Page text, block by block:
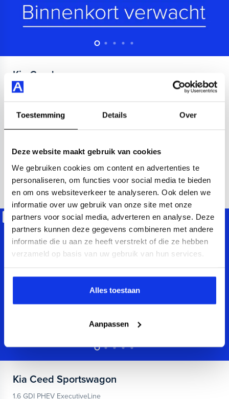
Toestemming Details Over
Deze website maakt gebruik van cookies
We gebruiken cookies om content en advertenties te
personaliseren, om functies voor social media te bieden
en om ons websiteverkeer te analyseren. Ook delen we
informatie over uw gebruik van onze site met onze
partners voor social media, adverteren en analyse. Deze
partners kunnen deze gegevens combineren met andere
informatie die u aan ze heeft verstrekt of die ze hebben
verzameld op basis van uw gebruik van hun services.
Alles toestaan
Aanpassen
Kia Ceed
1.0 T-GDi MHEV DynamicPlusLine
Op aanvraag
Bekijken
Beschikbaar
Kia Ceed Sportswagon
1.6 GDI PHEV ExecutiveLine